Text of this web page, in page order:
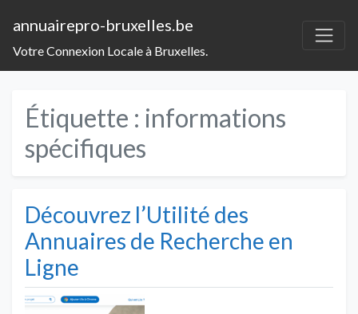
annuairepro-bruxelles.be
Votre Connexion Locale à Bruxelles.
Étiquette : informations
spécifiques
Découvrez l’Utilité des
Annuaires de Recherche en
Ligne